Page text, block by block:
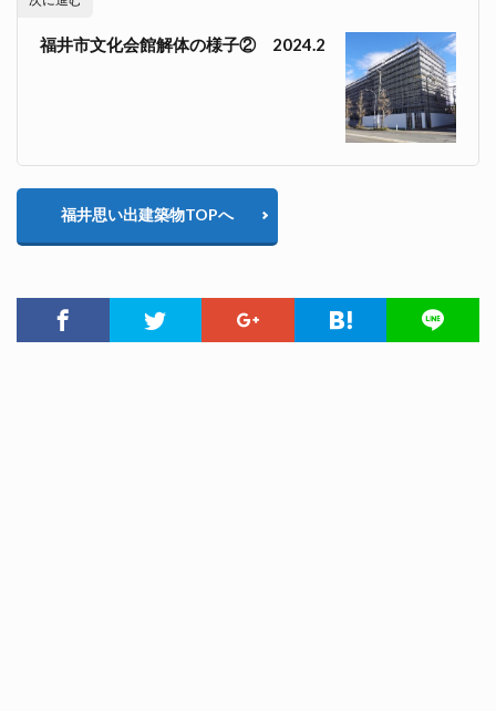
福井市文化会館解体の様子② 2024.2
福井思い出建築物TOPへ